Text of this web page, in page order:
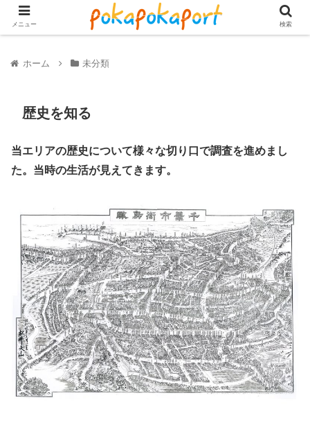
ホーム 未分類
歴史を知る
当エリアの歴史について様々な切り口で調査を進めまし
た。当時の生活が見えてきます。
メニュー 検索